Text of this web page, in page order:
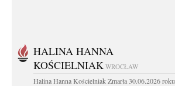
HALINA HANNA
KOŚCIELNIAK WROCŁAW
Halina Hanna Kościelniak Zmarła 30.06.2026 roku